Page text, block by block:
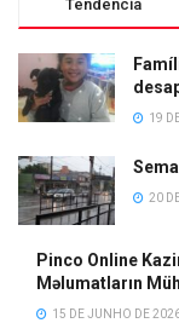
Tendência
19
20
Pinco Online
Məlumatların
15 DE JUNHO DE